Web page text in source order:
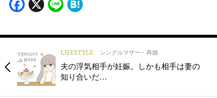
Facebook
X Line
LIFESTYLE シングルマザー・再婚
夫の浮気相手が妊娠。しかも相手は妻の
知り合いだ…